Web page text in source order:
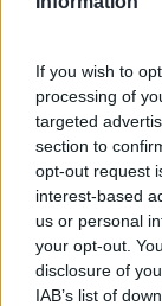
If you wish to
processing of
targeted
section to
opt-out request
interest-based
us or personal
your opt-out.
disclosure of
IAB’s list of
fatto caso se
Ezio
viaggiare"
2094
Inserito il20/09/
Controlla gli orari
mesi dell'anno.